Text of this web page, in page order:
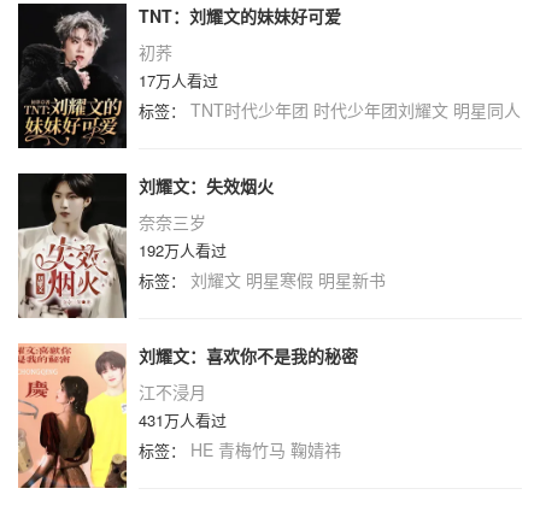
TNT：刘耀文的妹妹好可爱
初荞
17万人看过
标签： TNT时代少年团 时代少年团刘耀文 明星同人
刘耀文：失效烟火
奈奈三岁
192万人看过
标签： 刘耀文 明星寒假 明星新书
刘耀文：喜欢你不是我的秘密
江不浸月
431万人看过
标签： HE 青梅竹马 鞠婧祎